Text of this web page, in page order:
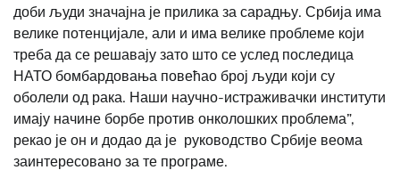
доби људи значајна је прилика за сарадњу. Србија има
велике потенцијале, али и има велике проблеме који
треба да се решавају зато што се услед последица
НАТО бомбардовања повећао број људи који су
оболели од рака. Наши научно-истраживачки институти
имају начине борбе против онколошких проблема”,
рекао је он и додао да је руководство Србије веома
заинтересовано за те програме.